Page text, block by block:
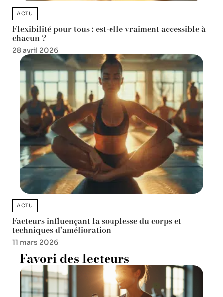
ACTU
Flexibilité pour tous : est-elle vraiment accessible à
chacun ?
28 avril 2026
ACTU
Facteurs influençant la souplesse du corps et
techniques d’amélioration
11 mars 2026
Favori des lecteurs